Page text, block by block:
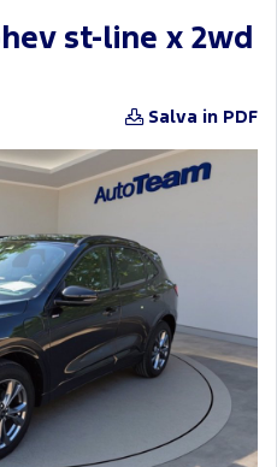
st-line x 2wd
Salva in PDF